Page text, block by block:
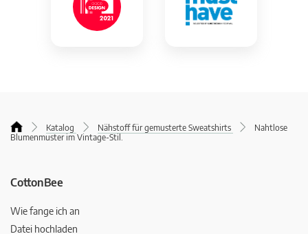
Katalog Nähstoff für gemusterte Sweatshirts
Nahtlose
Blumenmuster im Vintage-Stil.
CottonBee
Wie fange ich an
Datei hochladen